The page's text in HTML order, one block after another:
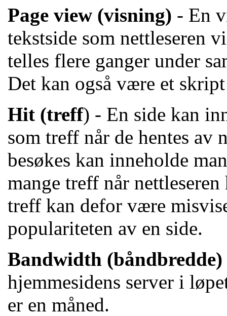
Page view (visning) - En
tekstside som nettleseren
telles flere ganger under
Det kan også være et
Hit (treff) - En side kan
som treff når de hentes av
besøkes kan inneholde
mange treff når
treff kan defor være
populariteten av en side.
Bandwidth (båndbredde)
hjemmesidens server i
er en måned.